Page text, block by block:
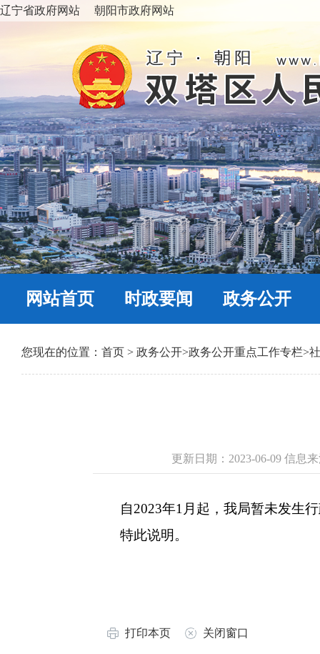
辽宁省政府网站 朝阳市政府网站
网站首页 时政要闻 政务公开
您现在的位置： 首页 > 政务公开>政务公开重点工作专栏>
更新日期：2023-06-09 信息
自2023年1月起，我局暂未发生行
特此说明。
打印本页 关闭窗口